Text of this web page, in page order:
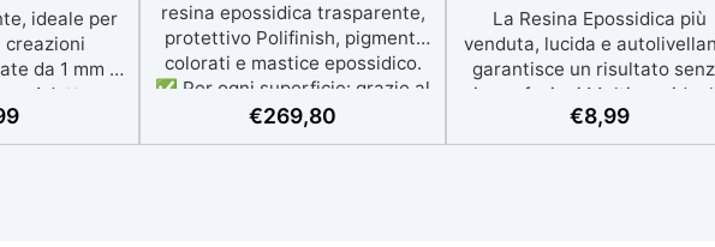
ideale per
da 1 mm a
Adatta a
rapporto di
un
resina epossidica trasparente,
protettivo Polifinish, pigmenti
colorati e mastice epossidico.
✅ Per ogni superficie: grazie al
primer universale è applicabile
sia su calcestruzzo, piastrelle e
€269,80
La Resina Epossidica più
venduta, lucida e
garantisce un risultato
imperfezioni Multiuso:
opere artistiche, tavoli e
creazioni con colate da 1
€8,99